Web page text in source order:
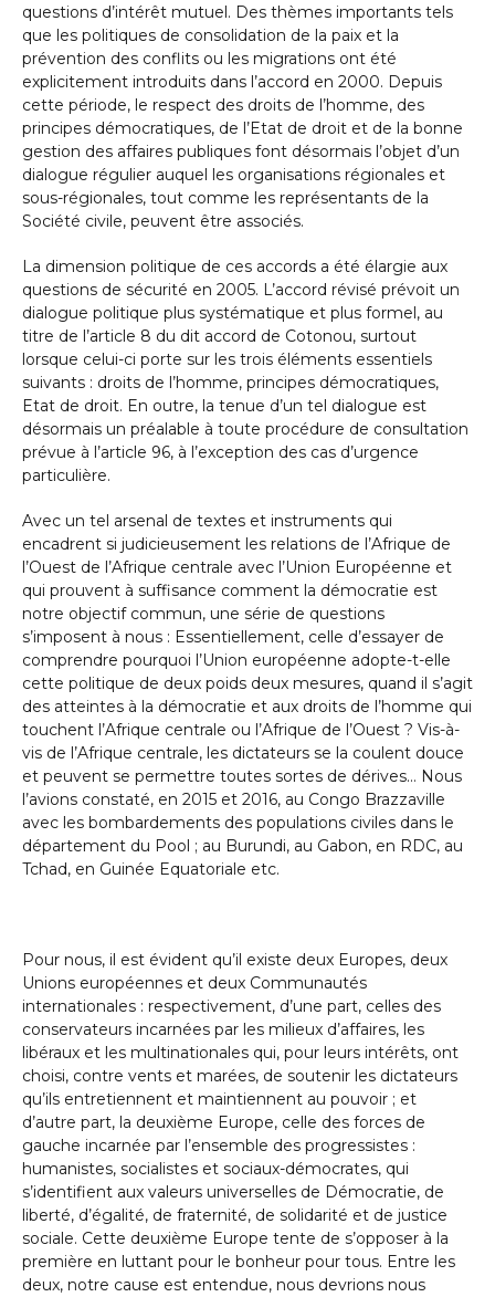
questions d’intérêt mutuel. Des thèmes importants tels
que les politiques de consolidation de la paix et la
prévention des conflits ou les migrations ont été
explicitement introduits dans l’accord en 2000. Depuis
cette période, le respect des droits de l’homme, des
principes démocratiques, de l’Etat de droit et de la bonne
gestion des affaires publiques font désormais l’objet d’un
dialogue régulier auquel les organisations régionales et
sous-régionales, tout comme les représentants de la
Société civile, peuvent être associés.
La dimension politique de ces accords a été élargie aux
questions de sécurité en 2005. L’accord révisé prévoit un
dialogue politique plus systématique et plus formel, au
titre de l’article 8 du dit accord de Cotonou, surtout
lorsque celui-ci porte sur les trois éléments essentiels
suivants : droits de l’homme, principes démocratiques,
Etat de droit. En outre, la tenue d’un tel dialogue est
désormais un préalable à toute procédure de consultation
prévue à l’article 96, à l’exception des cas d’urgence
particulière.
Avec un tel arsenal de textes et instruments qui
encadrent si judicieusement les relations de l’Afrique de
l’Ouest de l’Afrique centrale avec l’Union Européenne et
qui prouvent à suffisance comment la démocratie est
notre objectif commun, une série de questions
s’imposent à nous : Essentiellement, celle d’essayer de
comprendre pourquoi l’Union européenne adopte-t-elle
cette politique de deux poids deux mesures, quand il s’agit
des atteintes à la démocratie et aux droits de l’homme qui
touchent l’Afrique centrale ou l’Afrique de l’Ouest ? Vis-à-
vis de l’Afrique centrale, les dictateurs se la coulent douce
et peuvent se permettre toutes sortes de dérives… Nous
l’avions constaté, en 2015 et 2016, au Congo Brazzaville
avec les bombardements des populations civiles dans le
département du Pool ; au Burundi, au Gabon, en RDC, au
Tchad, en Guinée Equatoriale etc.
Pour nous, il est évident qu’il existe deux Europes, deux
Unions européennes et deux Communautés
internationales : respectivement, d’une part, celles des
conservateurs incarnées par les milieux d’affaires, les
libéraux et les multinationales qui, pour leurs intérêts, ont
choisi, contre vents et marées, de soutenir les dictateurs
qu’ils entretiennent et maintiennent au pouvoir ; et
d’autre part, la deuxième Europe, celle des forces de
gauche incarnée par l’ensemble des progressistes :
humanistes, socialistes et sociaux-démocrates, qui
s’identifient aux valeurs universelles de Démocratie, de
liberté, d’égalité, de fraternité, de solidarité et de justice
sociale. Cette deuxième Europe tente de s’opposer à la
première en luttant pour le bonheur pour tous. Entre les
deux, notre cause est entendue, nous devrions nous